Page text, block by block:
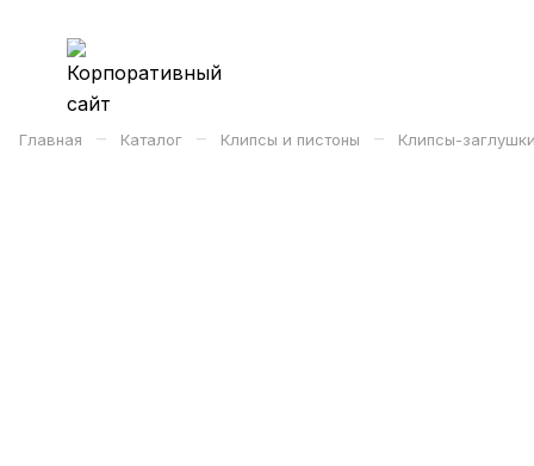
Главная – Каталог – Клипсы и пистоны – Клипсы-